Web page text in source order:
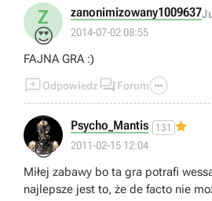
Z
😍
zanonimizowany1009637
2014-07-02 08:55
FAJNA GRA :)
Odpowiedz  Forum 
😜
Psycho_Mantis 131
2011-02-15 12:04
Miłej zabawy bo ta gra potrafi
najlepsze jest to, że de facto nie